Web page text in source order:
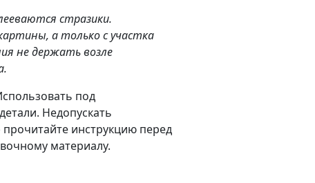
стразики.
а только с участка
не держать возле
под
Недопускать
инструкцию перед
материалу.